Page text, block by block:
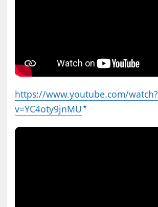
https://www.youtube.com/watch?
v=YC4oty9jnMU